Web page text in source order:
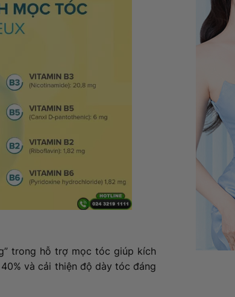
trong hỗ trợ mọc tóc giúp kích
và cải thiện độ dày tóc đáng